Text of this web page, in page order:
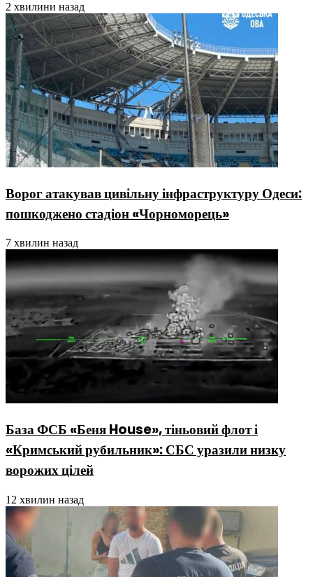
2 хвилини назад
Ворог атакував цивільну інфраструктуру Одеси:
пошкоджено стадіон «Чорноморець»
7 хвилин назад
База ФСБ «Беня House», тіньовий флот і
«Кримський рубильник»: СБС уразили низку
ворожих цілей
12 хвилин назад